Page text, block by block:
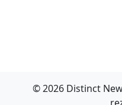
© 2026 Distinct